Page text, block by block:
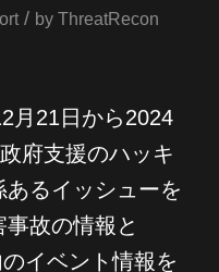
/ by ThreatRecon
月21日から2024
府支援のハッキ
るイッシューを
故の情報と
イベント情報を